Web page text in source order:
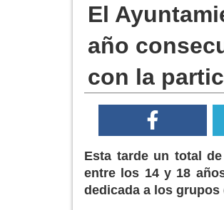
El
año
con la
Esta tarde un total
entre los 14 y 18
dedicada a los grupos